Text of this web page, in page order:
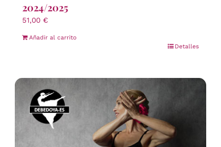
2024/2025
51,00 €
Añadir al carrito
Detalles